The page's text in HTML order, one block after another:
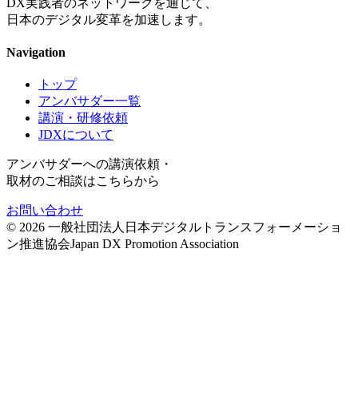
日本のデジタル変革を加速します。
Navigation
トップ
アンバサダー一覧
講演・研修依頼
JDXについて
アンバサダーへの講演依頼・
取材のご相談はこちらから
お問い合わせ
© 2026 一般社団法人日本デジタルトランスフォーメーショ
ン推進協会Japan DX Promotion Association